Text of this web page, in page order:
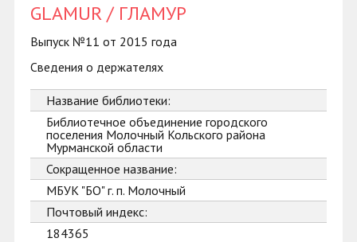
GLAMUR / ГЛАМУР
Выпуск №11 от 2015 года
Сведения о держателях
Название библиотеки:
Библиотечное объединение городского
поселения Молочный Кольского района
Мурманской области
Сокращенное название:
МБУК "БО" г. п. Молочный
Почтовый индекс:
184365